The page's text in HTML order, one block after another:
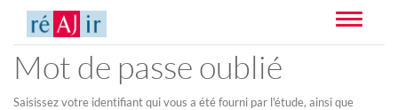
Toggle
Mot de passe oublié
Saisissez votre identifiant qui vous a été fourni par l'étude, ainsi que